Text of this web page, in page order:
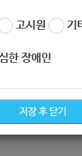
고시원 기
한 장애인
저장 후 닫기
업 모집
서울거주 미
집하오니 많은